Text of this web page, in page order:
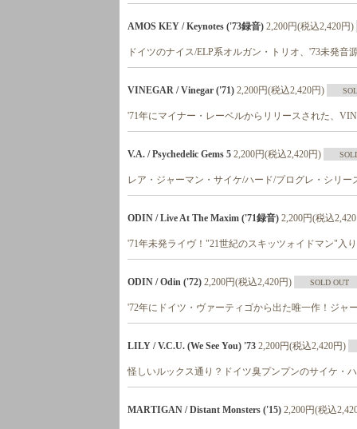
AMOS KEY / Keynotes ('73録音) 2,200円(税込2,420円)
ドイツのナイス/ELP系オルガン・トリオ、'73未発音
VINEGAR / Vinegar ('71) 2,200円(税込2,420円)
'71年にマイナー・レーベルからリリースされた、
V.A. / Psychedelic Gems 5 2,200円(税込2,420円)
レア・ジャーマン・サイケ/ハード/プログレ・シリ
ODIN / Live At The Maxim ('71録音) 2,200円(税込
'71年未発ライヴ！"21世紀のスキッツォイドマン"入
ODIN / Odin ('72) 2,200円(税込2,420円) SOLD OUT
'72年にドイツ・ヴァーティゴから出た唯一作！ジャ
LILY / V.C.U. (We See You) '73 2,200円(税込2,420円)
怪しいルックス通り？ドイツ臭プンプンのサイケ・
MARTIGAN / Distant Monsters ('15) 2,200円(税込